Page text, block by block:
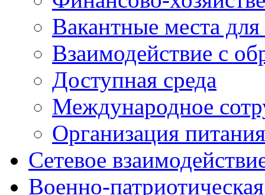
Вакантные места
Взаимодействие с
Доступная среда
Международное
Организация питания
Сетевое
Военно-